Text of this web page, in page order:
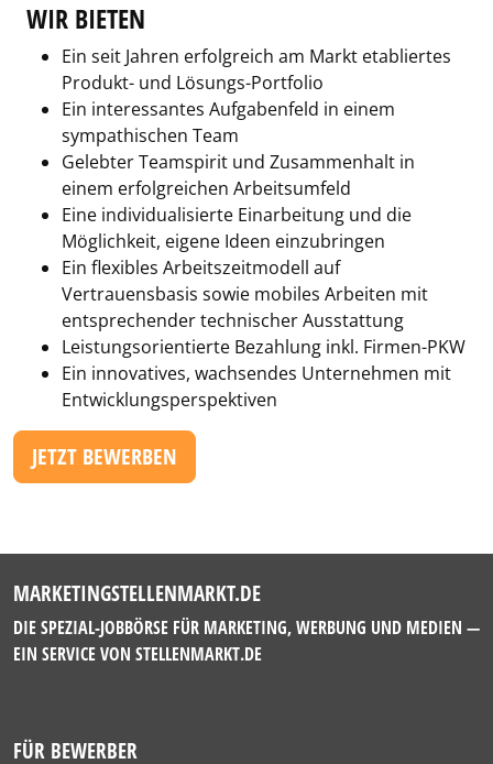
WIR BIETEN
Ein seit Jahren erfolgreich am Markt etabliertes
Produkt- und Lösungs-Portfolio
Ein interessantes Aufgabenfeld in einem
sympathischen Team
Gelebter Teamspirit und Zusammenhalt in
einem erfolgreichen Arbeitsumfeld
Eine individualisierte Einarbeitung und die
Möglichkeit, eigene Ideen einzubringen
Ein flexibles Arbeitszeitmodell auf
Vertrauensbasis sowie mobiles Arbeiten mit
entsprechender technischer Ausstattung
Leistungsorientierte Bezahlung inkl. Firmen-PKW
Ein innovatives, wachsendes Unternehmen mit
Entwicklungsperspektiven
JETZT BEWERBEN
MARKETINGSTELLENMARKT.DE
DIE SPEZIAL-JOBBÖRSE FÜR MARKETING, WERBUNG UND MEDIEN —
EIN SERVICE VON STELLENMARKT.DE
FÜR BEWERBER